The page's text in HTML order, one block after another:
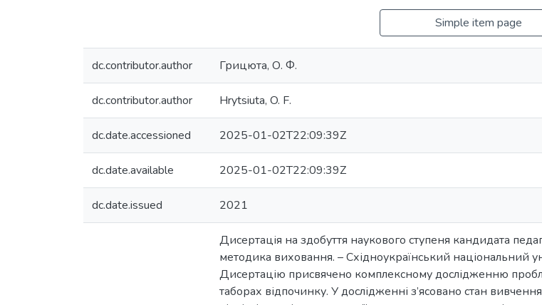
Simple item page
dc.contributor.author Грицюта, О. Ф.
dc.contributor.author Hrytsiuta, O. F.
dc.date.accessioned 2025-01-02T22:09:39Z
dc.date.available 2025-01-02T22:09:39Z
dc.date.issued 2021
Дисертація на здобуття наукового ступеня кандидата
методика виховання. – Східноукраїнський національний
Дисертацію присвячено комплексному дослідженню
таборах відпочинку. У дослідженні з’ясовано стан